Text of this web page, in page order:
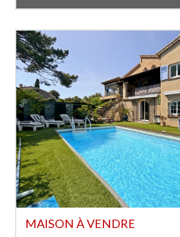
MAISON À VENDRE